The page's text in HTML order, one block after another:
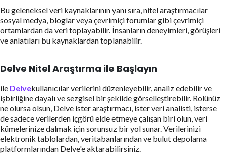
Bu geleneksel veri kaynaklarının yanı sıra, nitel araştırmacılar
sosyal medya, bloglar veya çevrimiçi forumlar gibi çevrimiçi
ortamlardan da veri toplayabilir. İnsanların deneyimleri, görüşleri
ve anlatıları bu kaynaklardan toplanabilir.
Delve Nitel Araştırma ile Başlayın
ile Delvekullanıcılar verilerini düzenleyebilir, analiz edebilir ve
işbirliğine dayalı ve sezgisel bir şekilde görselleştirebilir. Rolünüz
ne olursa olsun, Delve ister araştırmacı, ister veri analisti, isterse
de sadece verilerden içgörü elde etmeye çalışan biri olun, veri
kümelerinize dalmak için sorunsuz bir yol sunar. Verilerinizi
elektronik tablolardan, veritabanlarından ve bulut depolama
platformlarından Delve'e aktarabilirsiniz.